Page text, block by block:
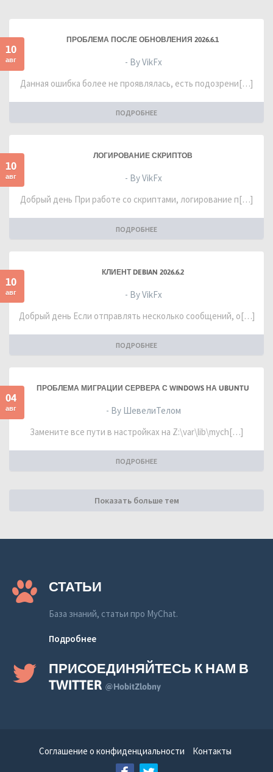
10
авг
ПРОБЛЕМА ПОСЛЕ ОБНОВЛЕНИЯ 2026.6.1
- By VikFx
Данная ошибка более не проявлялась, есть подозрени[…]
ПОДРОБНЕЕ
10
авг
ЛОГИРОВАНИЕ СКРИПТОВ
- By VikFx
Добрый день При работе со скриптами, логирование п[…]
ПОДРОБНЕЕ
10
авг
КЛИЕНТ DEBIAN 2026.6.2
- By VikFx
Добрый день Если отправлять несколько сообщений, о[…]
ПОДРОБНЕЕ
04
авг
ПРОБЛЕМА МИГРАЦИИ СЕРВЕРА С WINDOWS НА UBUNTU
- By ШевелиТелом
Замените все пути в настройках на Z:\var\lib\mych[…]
ПОДРОБНЕЕ
Показать больше тем
СТАТЬИ
База знаний, статьи про MyChat.
Подробнее
ПРИСОЕДИНЯЙТЕСЬ К НАМ В
TWITTER @HobitZlobny
Соглашение о конфиденциальности Контакты